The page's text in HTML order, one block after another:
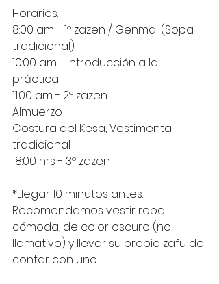
Horarios:
8:00 am - 1º zazen / Genmai (Sopa
tradicional)
10:00 am - Introducción a la
práctica
11:00 am - 2º zazen
Almuerzo
Costura del Kesa, Vestimenta
tradicional
18:00 hrs - 3º zazen
*Llegar 10 minutos antes.
Recomendamos vestir ropa
cómoda, de color oscuro (no
llamativo) y llevar su propio zafu de
contar con uno.